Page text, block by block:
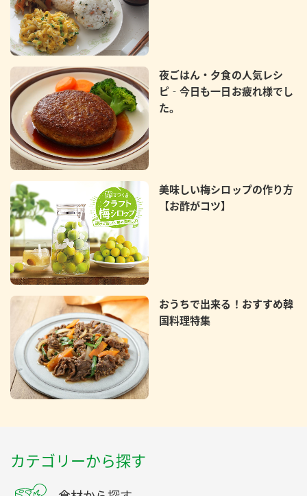
夜ごはん・夕食の人気レシ
ピ‐今日も一日お疲れ様でし
た。
美味しい梅シロップの作り方
【お酢がコツ】
おうちで出来る！おすすめ韓
国料理特集
カテゴリーから探す